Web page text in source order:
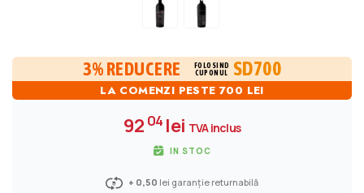
3% REDUCERE
FOLOSIND
CUPONUL
SD700
LA COMENZI PESTE 700 LEI
92 04 lei TVA inclus
IN STOC
+ 0,50 lei garanție returnabilă